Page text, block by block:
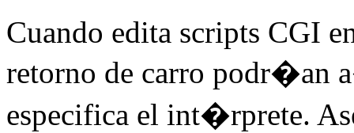
Cuando edita scripts CGI
retorno de carro podr�an
especifica el int�rprete.